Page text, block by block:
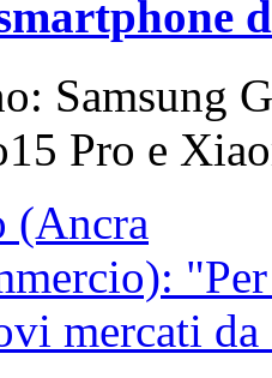
Samsung
Pro e